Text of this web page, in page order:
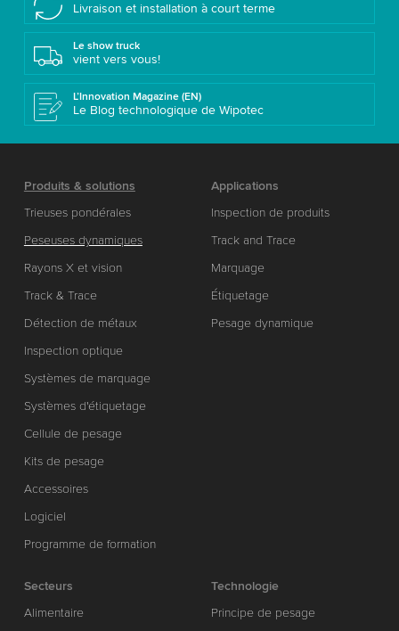
Livraison et installation à court terme
Le show truck
vient vers vous!
L’Innovation Magazine (EN)
Le Blog technologique de Wipotec
Produits & solutions
Trieuses pondérales
Peseuses dynamiques
Rayons X et vision
Track & Trace
Détection de métaux
Inspection optique
Systèmes de marquage
Systèmes d'étiquetage
Cellule de pesage
Kits de pesage
Accessoires
Logiciel
Programme de formation
Applications
Inspection de produits
Track and Trace
Marquage
Étiquetage
Pesage dynamique
Secteurs
Alimentaire
Technologie
Principe de pesage